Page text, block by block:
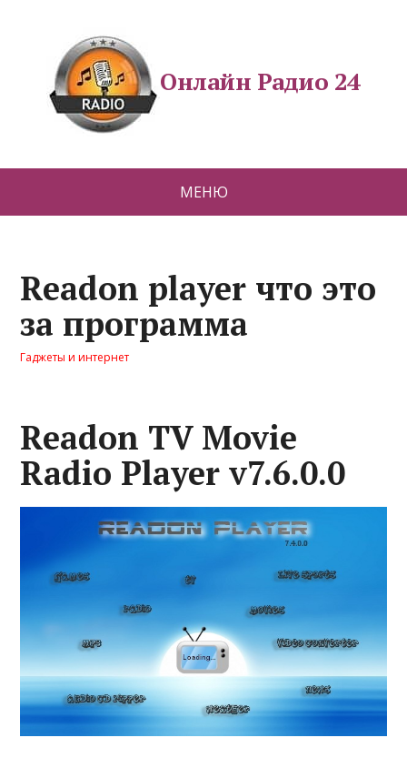
Онлайн Радио 24
МЕНЮ
Readon player что это
за программа
Гаджеты и интернет
Readon TV Movie
Radio Player v7.6.0.0